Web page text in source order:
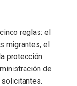
reglas: el
migrantes, el
protección
de